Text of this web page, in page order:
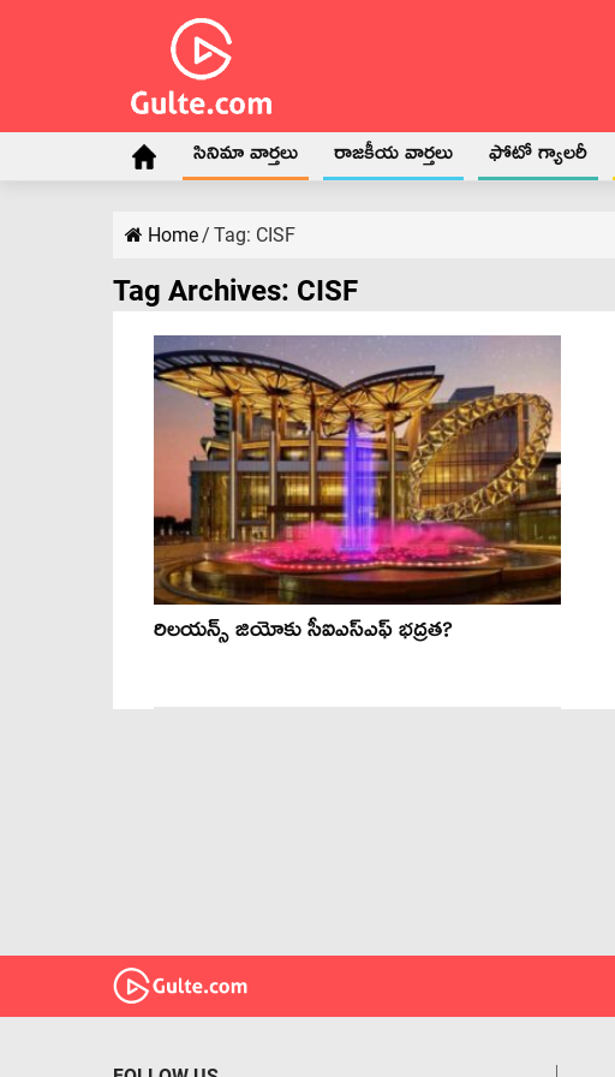
సినిమా వార్తలు రాజకీయ వార్తలు ఫోటో గ్యాలరీ
Home/ Tag: CISF
Tag Archives: CISF
రిలయన్స్ జియోకు సీఐఎస్ఎఫ్ భద్రత?